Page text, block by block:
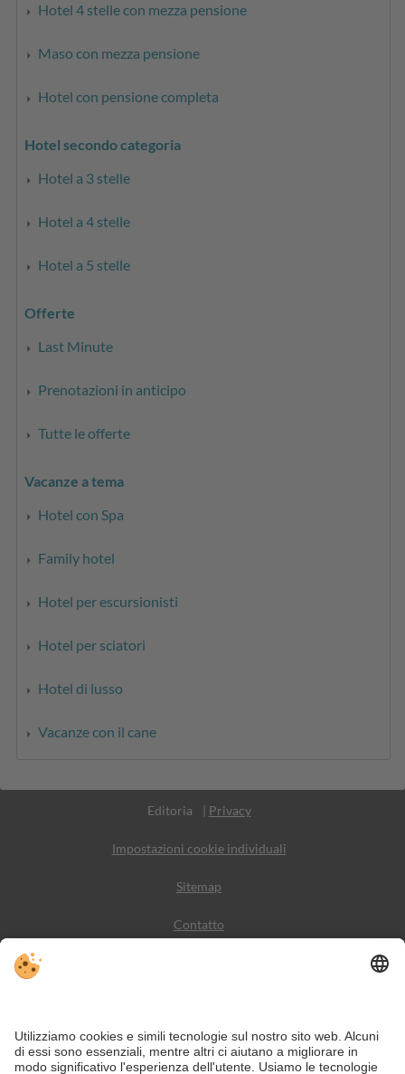
Hotel 4 stelle con mezza pensione
Maso con mezza pensione
Hotel con pensione completa
Hotel secondo categoria
Hotel a 3 stelle
Hotel a 4 stelle
Hotel a 5 stelle
Offerte
Last Minute
Prenotazioni in anticipo
Tutte le offerte
Vacanze a tema
Hotel con Spa
Family hotel
Hotel per escursionisti
Hotel per sciatori
Hotel di lusso
Vacanze con il cane
Editoria
| Privacy
Impostazioni cookie individuali
Sitemap
Contatto